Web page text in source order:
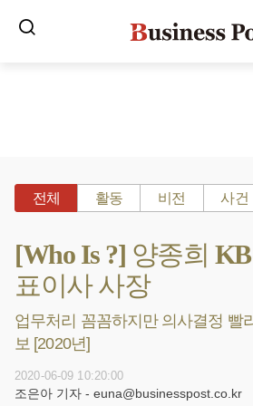
전체 활동 비전 사건
[Who Is ?] 양종희
표이사 사장
업무처리 꼼꼼하지만 의사결정 빨
보 [2020년]
2020-06-09 10:20:00
조은아 기자 - euna@businesspost.co.kr